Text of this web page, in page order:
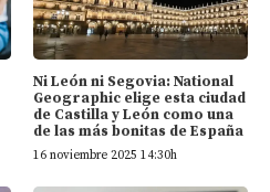
Ni León ni Segovia: National
Geographic elige esta ciudad
de Castilla y León como una
de las más bonitas de España
16 noviembre 2025 14:30h